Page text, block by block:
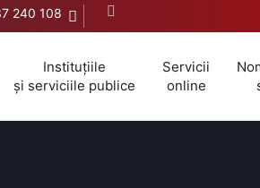
240 108
Instituțiile
și serviciile publice
Servicii
online